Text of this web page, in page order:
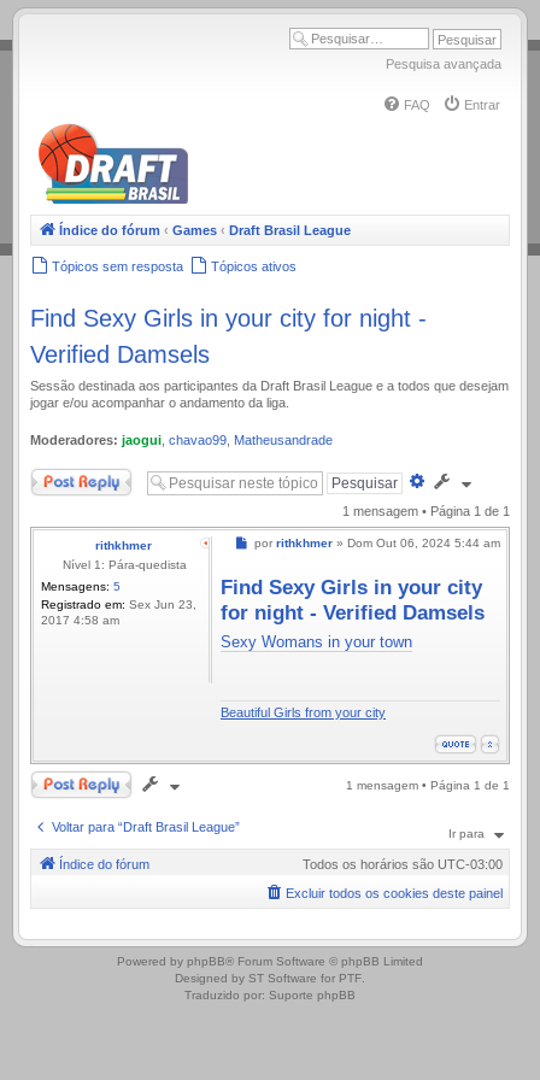
.
Pesquisa avançada
FAQ Entrar
Índice do fórum ‹ Games ‹ Draft Brasil League
Tópicos sem resposta Tópicos ativos
Find Sexy Girls in your city for night -
Verified Damsels
Sessão destinada aos participantes da Draft Brasil League e a todos que desejam
jogar e/ou acompanhar o andamento da liga.
Moderadores: jaogui chavao99 Matheusandrade
Responder
Pesquisa
avançada
1 mensagem • Página 1 de 1
rithkhmer
Nível 1: Pára-quedista
Mensagens: 5
Registrado em: Sex Jun 23,
2017 4:58 am
Mensagem
por rithkhmer » Dom Out 06, 2024 5:44 am
Find Sexy Girls in your city
for night - Verified Damsels
Sexy Womans in your town
Beautiful Girls from your city
Responder 1 mensagem • Página 1 de 1
Voltar para “Draft Brasil League” Ir para
Índice do fórum Todos os horários são UTC-03:00
Excluir todos os cookies deste painel
.
Powered by phpBB® Forum Software © phpBB Limited
Designed by ST Software for PTF.
Traduzido por: Suporte phpBB